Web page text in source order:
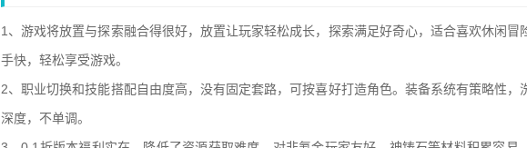
1、游戏将放置与探索融合得很好，放置让玩家轻松成长，探索满足好奇心，适合喜欢休闲冒
手快，轻松享受游戏。
2、职业切换和技能搭配自由度高，没有固定套路，可按喜好打造角色。装备系统有策略性，
深度，不单调。